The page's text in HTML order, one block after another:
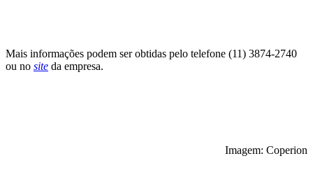
Mais informações podem ser obtidas pelo telefone (11) 3874-2740
ou no site da empresa.
Imagem: Coperion